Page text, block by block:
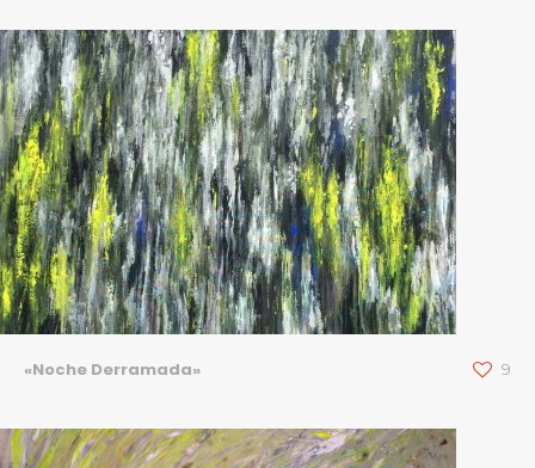
«Noche Derramada» 9